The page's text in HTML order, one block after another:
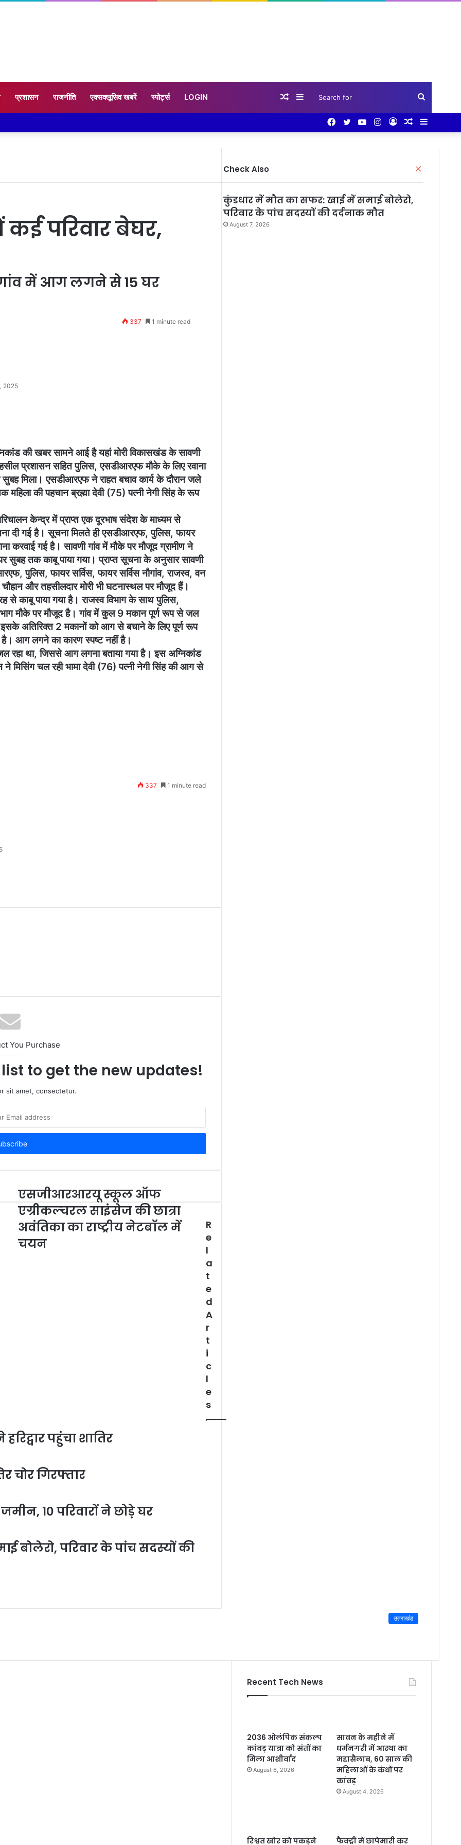
प्रशासन राजनीति एक्सक्लूसिव खबरें स्पोर्ट्स LOGIN Search
for
Sidebar
Random
Sidebar
Random
Log
Instagram
YouTube
Twitter
Facebook
परिवार बेघर,
में आग लगने से 15 घर
2025
337 1 minute read
की खबर सामने आई है यहां मोरी विकासखंड के सावणी
प्रशासन सहित पुलिस, एसडीआरएफ मौके के लिए रवाना
मिला। एसडीआरएफ ने राहत बचाव कार्य के दौरान जले
की पहचान ब्रह्मा देवी (75) पत्नी नेगी सिंह के रूप
केन्द्र में प्राप्त एक दूरभाष संदेश के माध्यम से
दी गई है। सूचना मिलते ही एसडीआरएफ, पुलिस, फायर
करवाई गई है। सावणी गांव में मौके पर मौजूद ग्रामीण ने
तक काबू पाया गया। प्राप्त सूचना के अनुसार सावणी
पुलिस, फायर सर्विस, फायर सर्विस नौगांव, राजस्व, वन
चौहान और तहसीलदार मोरी भी घटनास्थल पर मौजूद हैं।
से काबू पाया गया है। राजस्व विभाग के साथ पुलिस,
मौके पर मौजूद है। गांव में कुल 9 मकान पूर्ण रूप से जल
अतिरिक्त 2 मकानों को आग से बचाने के लिए पूर्ण रूप
आग लगने का कारण स्पष्ट नहीं है।
रहा था, जिससे आग लगना बताया गया है। इस अग्निकांड
मिसिंग चल रही भामा देवी (76) पत्नी नेगी सिंह की आग से
337 1 minute read
You Purchase
to get the new updates!
sit amet, consectetur.
एसजीआरआरयू स्कूल ऑफ
एग्रीकल्चरल साइंसेज की छात्रा
अवंतिका का राष्ट्रीय नेटबाॅल में
चयन
R
e
l
a
t
e
d
A
r
t
i
c
l
e
s
पहुंचा शातिर
चोर गिरफ्तार
10 परिवारों ने छोड़े घर
बोलेरो, परिवार के पांच सदस्यों की
Check Also
उतराखंड
कुंडधार में मौत का सफर: खाई में समाई बोलेरो,
परिवार के पांच सदस्यों की दर्दनाक मौत
August 7, 2026
Recent Tech News
2036 ओलंपिक संकल्प
कांवड़ यात्रा को संतों का
मिला आशीर्वाद
August 6, 2026
सावन के महीने में
धर्मनगरी में आस्था का
महासैलाब, 60 साल की
महिलाओं के कंधों पर
कांवड़
August 4, 2026
रिश्वत खोर को पकड़ने फैक्ट्री में छापेमारी कर